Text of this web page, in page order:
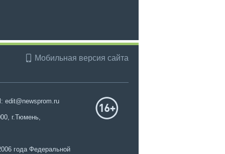
Мобильная версия сайта
edit@newsprom.ru
г.Тюмень,
года Федеральной